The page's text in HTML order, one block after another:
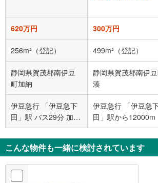
620万円 300万円
256m²（登記） 499m²（登記）
静岡県賀茂郡南伊豆
町加納
静岡県賀茂郡南伊
湊
伊豆急行 「伊豆急下
田」駅 バス29分 加納
（静岡県） バス停下
車 徒歩3分
伊豆急行 「伊豆急
田」駅から12000m
こんな物件も一緒に検討されています